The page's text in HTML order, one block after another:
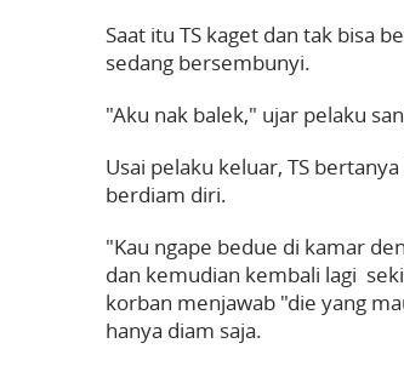
Saat itu TS kaget dan tak bisa
sedang bersembunyi.
"Aku nak balek," ujar pelaku
Usai pelaku keluar, TS
berdiam diri.
"Kau ngape bedue di kamar
dan kemudian kembali lagi
korban menjawab "die yang
hanya diam saja.